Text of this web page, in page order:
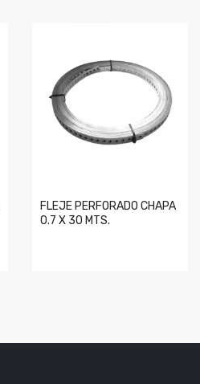
FLEJE PERFORADO CHAPA
0.7 X 30 MTS.